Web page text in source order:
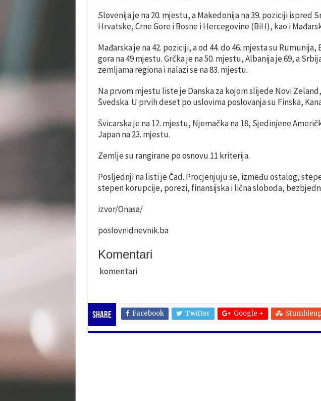
Slovenija je na 20. mjestu, a Makedonija na 39. poziciji ispred
Hrvatske, Crne Gore i Bosne i Hercegovine (BiH), kao i
Mađarska je na 42. poziciji, a od 44. do 46. mjesta su Rumunija,
gora na 49 mjestu. Grčka je na 50. mjestu, Albanija je 69, a
zemljama regiona i nalazi se na 83. mjestu.
Na prvom mjestu liste je Danska za kojom slijede Novi
Švedska. U prvih deset po uslovima poslovanja su Finska,
Švicarska je na 12. mjestu, Njemačka na 18, Sjedinjene
Japan na 23. mjestu.
Zemlje su rangirane po osnovu 11 kriterija.
Posljednji na listi je Čad. Procjenjuju se, između ostalog,
stepen korupcije, porezi, finansijska i lična sloboda,
izvor/Onasa/
poslovnidnevnik.ba
Komentari
komentari
Share Facebook Twitter Google +